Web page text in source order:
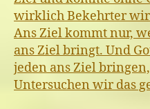
wirklich Bekehrter
Ans Ziel kommt nur,
ans Ziel bringt. Und
jeden ans Ziel
Untersuchen wir das